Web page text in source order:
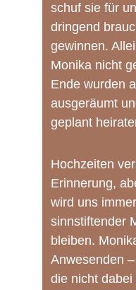
schuf sie für
dringend
gewinnen.
Monika nicht
Ende wurden
ausgeräumt
geplant
Hochzeiten
Erinnerung,
wird uns
sinnstiftender
bleiben.
Anwesenden
die nicht